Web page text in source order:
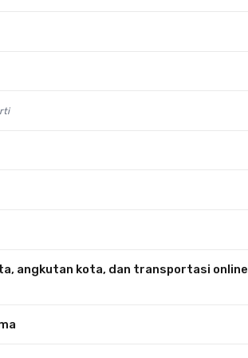
angkutan kota, dan transportasi online